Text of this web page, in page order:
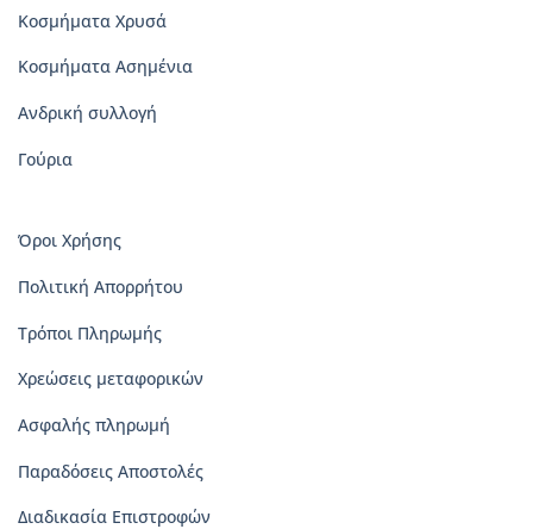
Κοσμήματα Χρυσά
Κοσμήματα Ασημένια
Ανδρική συλλογή
Γούρια
Όροι Χρήσης
Πολιτική Απορρήτου
Τρόποι Πληρωμής
Χρεώσεις μεταφορικών
Ασφαλής πληρωμή
Παραδόσεις Αποστολές
Διαδικασία Επιστροφών